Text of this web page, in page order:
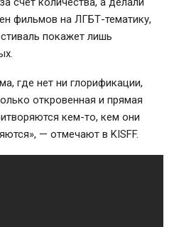
фильмов на ЛГБТ-тематику,
покажет лишь
где нет ни глорификации,
откровенная и прямая
кем-то, кем они
— отмечают в KISFF.